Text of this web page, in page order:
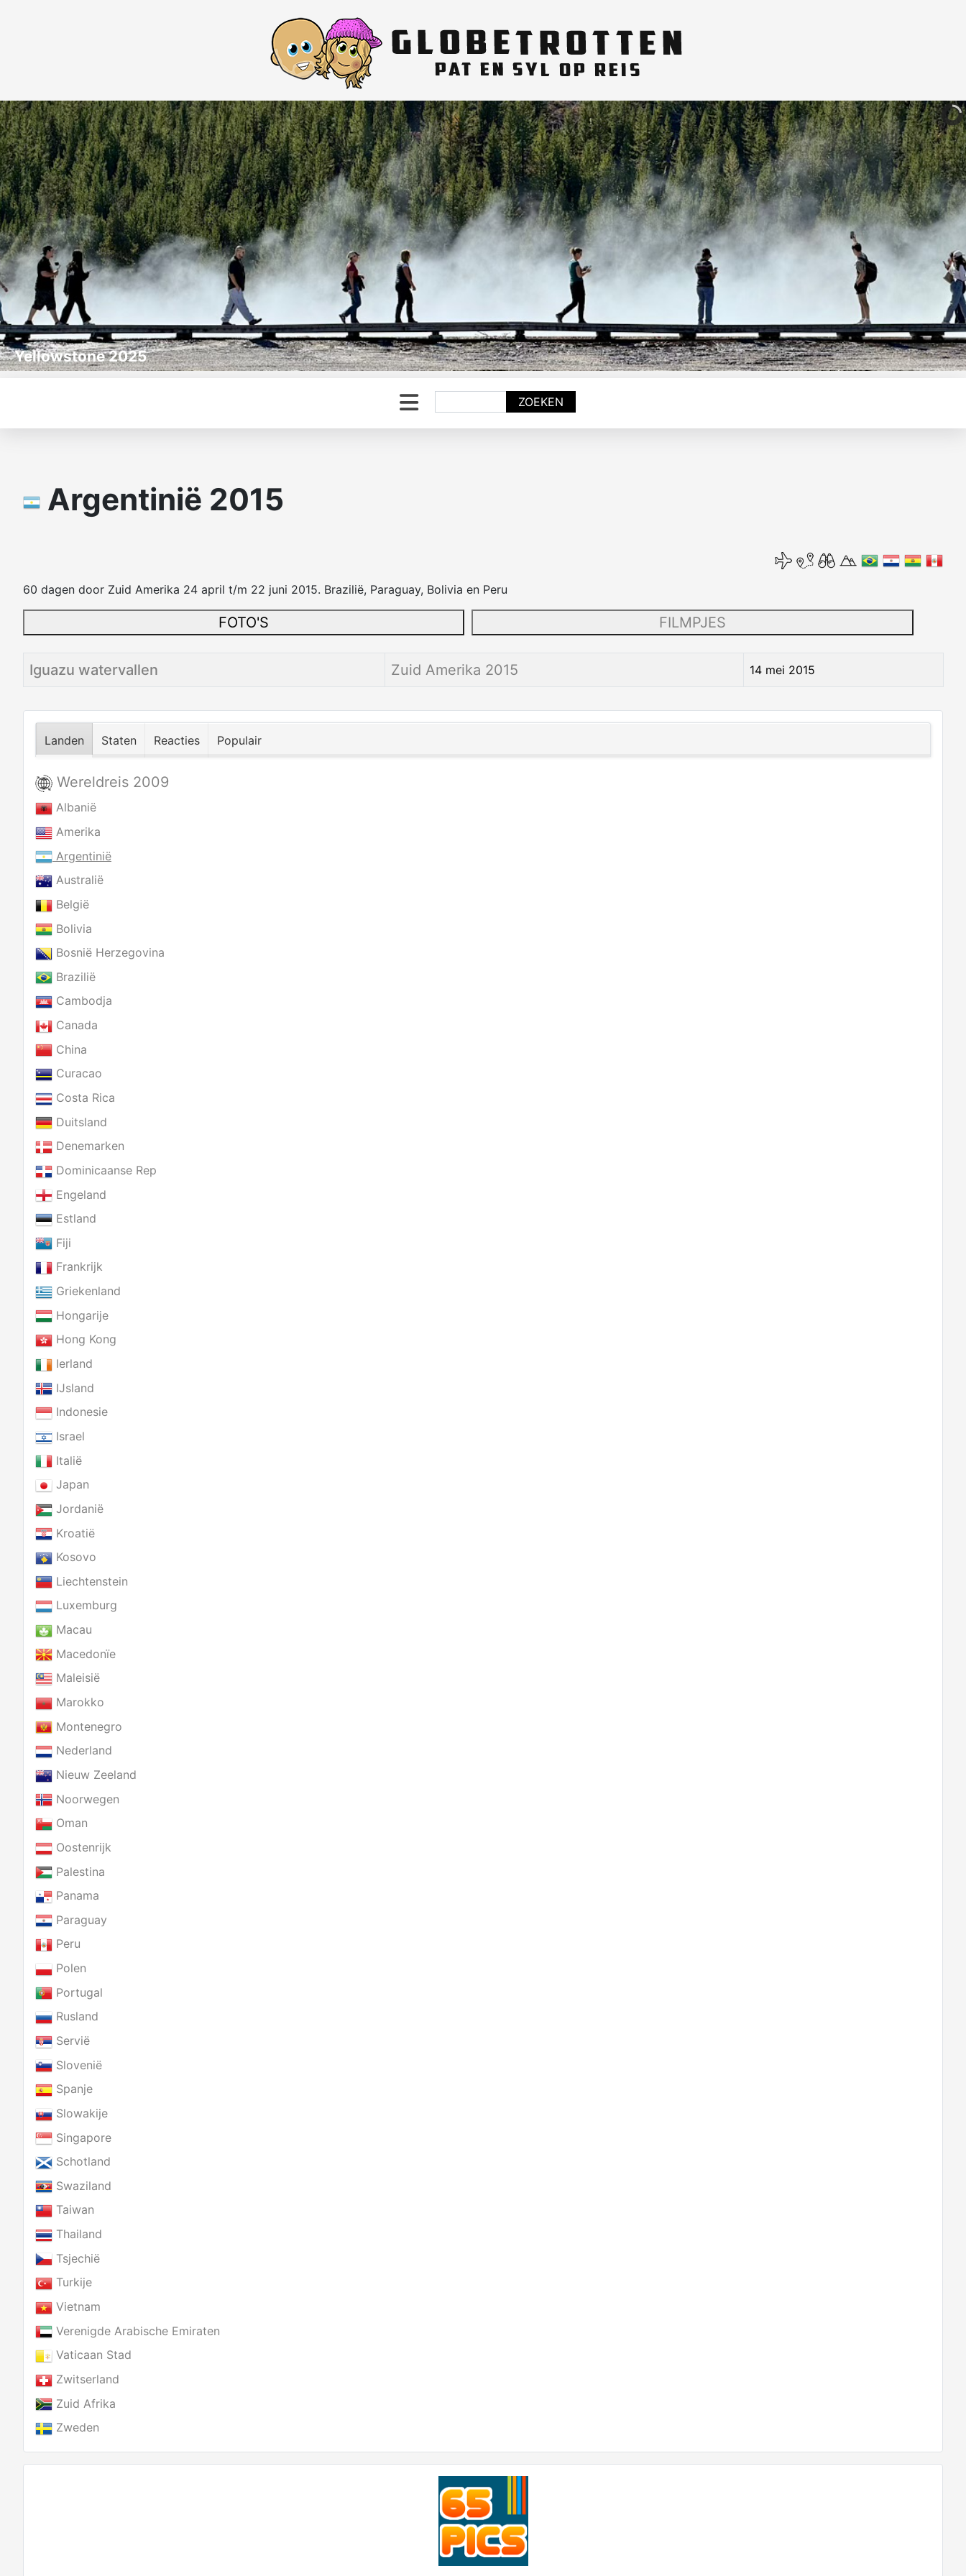
Yellowstone 2025
ZOEKEN
Argentinië 2015
60 dagen door Zuid Amerika 24 april t/m 22 juni 2015. Brazilië, Paraguay, Bolivia en Peru
FOTO'S FILMPJES
Titel Categorie Aanmaakdatum
Iguazu watervallen Zuid Amerika 2015 14 mei 2015
Landen Staten Reacties Populair
Wereldreis 2009
Albanië
Amerika
Argentinië
Australië
België
Bolivia
Bosnië Herzegovina
Brazilië
Cambodja
Canada
China
Curacao
Costa Rica
Duitsland
Denemarken
Dominicaanse Rep
Engeland
Estland
Fiji
Frankrijk
Griekenland
Hongarije
Hong Kong
Ierland
IJsland
Indonesie
Israel
Italië
Japan
Jordanië
Kroatië
Kosovo
Liechtenstein
Luxemburg
Macau
Macedonïe
Maleisië
Marokko
Montenegro
Nederland
Nieuw Zeeland
Noorwegen
Oman
Oostenrijk
Palestina
Panama
Paraguay
Peru
Polen
Portugal
Rusland
Servië
Slovenië
Spanje
Slowakije
Singapore
Schotland
Swaziland
Taiwan
Thailand
Tsjechië
Turkije
Vietnam
Verenigde Arabische Emiraten
Vaticaan Stad
Zwitserland
Zuid Afrika
Zweden